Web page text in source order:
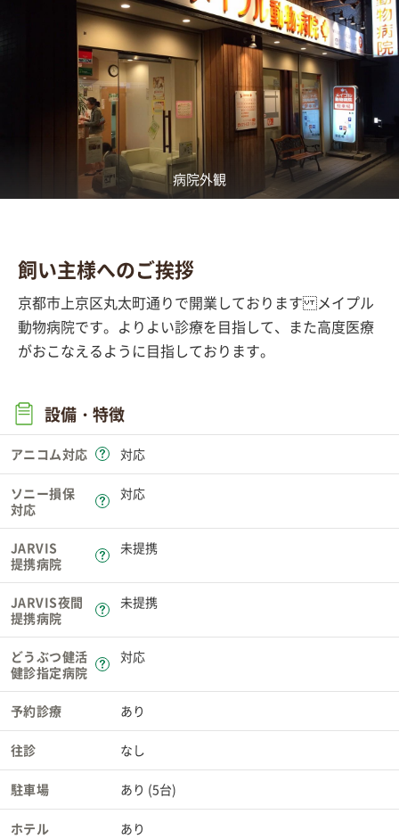
病院外観
飼い主様へのご挨拶
京都市上京区丸太町通りで開業しておりますメイプル
動物病院です。よりよい診療を目指して、また高度医療
がおこなえるように目指しております。
設備・特徴
アニコム対応 対応
ソニー損保
対応
対応
JARVIS
提携病院
未提携
JARVIS夜間
提携病院
未提携
どうぶつ健活
健診指定病院
対応
予約診療 あり
往診 なし
駐車場 あり (5台)
ホテル あり